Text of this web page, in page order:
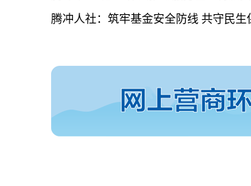
腾冲人社：筑牢基金安全防线 共守民生